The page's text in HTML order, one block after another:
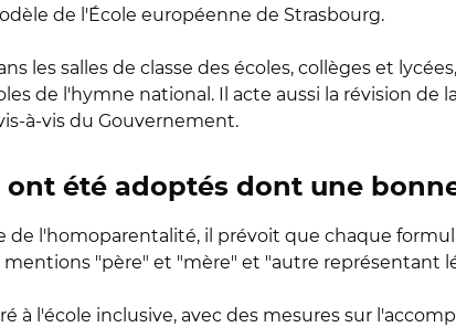
de l'École européenne de Strasbourg.
les salles de classe des écoles, collèges et
de l'hymne national. Il acte aussi la révision de
à-vis du Gouvernement.
ont été adoptés dont une
de l'homoparentalité, il prévoit que chaque
"père" et "mère" et "autre représentant
à l'école inclusive, avec des mesures sur